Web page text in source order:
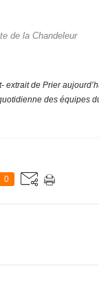
de la Chandeleur
de Prier
des équipes
0